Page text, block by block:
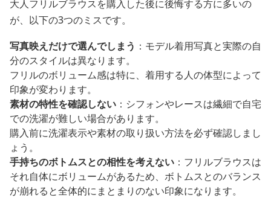
大人フリルブラウスを購入した後に後悔する方に多いの
が、以下の3つのミスです。
写真映えだけで選んでしまう ：モデル着用写真と実際の自
分のスタイルは異なります。
フリルのボリューム感は特に、着用する人の体型によって
印象が変わります。
素材の特性を確認しない ：シフォンやレースは繊細で自宅
での洗濯が難しい場合があります。
購入前に洗濯表示や素材の取り扱い方法を必ず確認しまし
ょう。
手持ちのボトムスとの相性を考えない ：フリルブラウスは
それ自体にボリュームがあるため、ボトムスとのバランス
が崩れると全体的にまとまりのない印象になります。